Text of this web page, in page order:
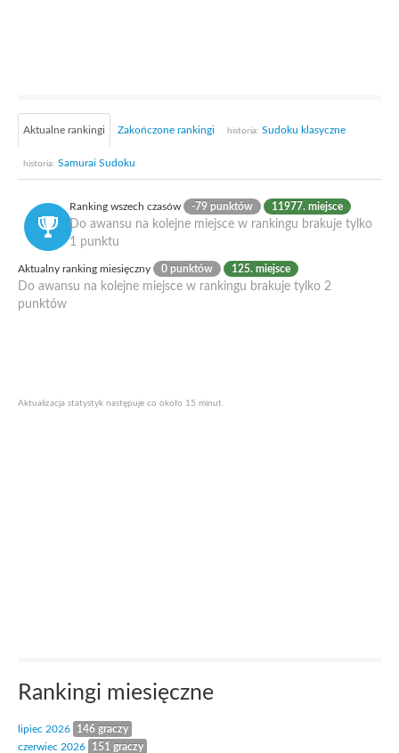
Aktualne rankingi Zakończone rankingi historia: Sudoku klasyczne
historia: Samurai Sudoku
Ranking wszech czasów -79 punktów 11977. miejsce
Do awansu na kolejne miejsce w rankingu brakuje tylko
1 punktu
Aktualny ranking miesięczny 0 punktów 125. miejsce
Do awansu na kolejne miejsce w rankingu brakuje tylko 2
punktów
Aktualizacja statystyk następuje co około 15 minut.
Rankingi miesięczne
lipiec 2026
146 graczy
czerwiec 2026
151 graczy